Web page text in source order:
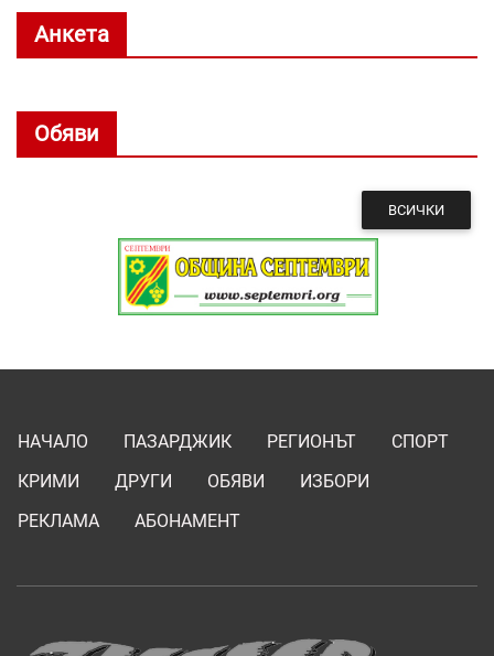
Анкета
Обяви
ВСИЧКИ
НАЧАЛО ПАЗАРДЖИК РЕГИОНЪТ
СПОРТ
КРИМИ
ДРУГИ ОБЯВИ
ИЗБОРИ
РЕКЛАМА
АБОНАМЕНТ